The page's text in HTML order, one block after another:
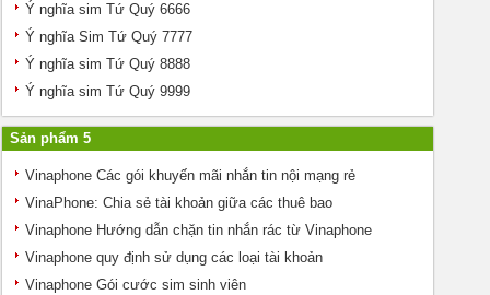
Ý nghĩa sim Tứ Quý 6666
Ý nghĩa Sim Tứ Quý 7777
Ý nghĩa sim Tứ Quý 8888
Ý nghĩa sim Tứ Quý 9999
Sản phẩm 5
Vinaphone Các gói khuyến mãi nhắn tin nội mạng rẻ
VinaPhone: Chia sẻ tài khoản giữa các thuê bao
Vinaphone Hướng dẫn chặn tin nhắn rác từ Vinaphone
Vinaphone quy định sử dụng các loại tài khoản
Vinaphone Gói cước sim sinh viên